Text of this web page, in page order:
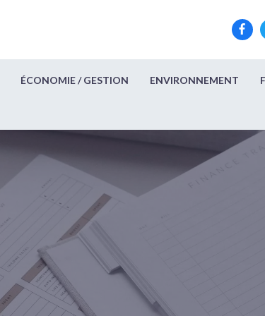
ÉCONOMIE / GESTION ENVIRONNEMENT